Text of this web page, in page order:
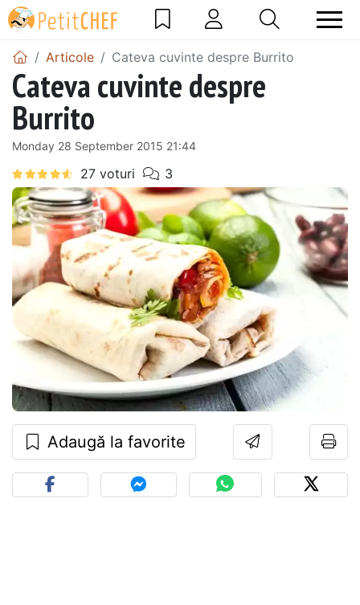
Articole Cateva cuvinte despre Burrito
Cateva cuvinte despre
Burrito
Monday 28 September 2015 21:44
Adaugă la favorite